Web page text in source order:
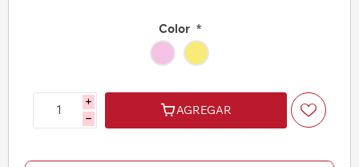
Color *
i
h
AGREGAR